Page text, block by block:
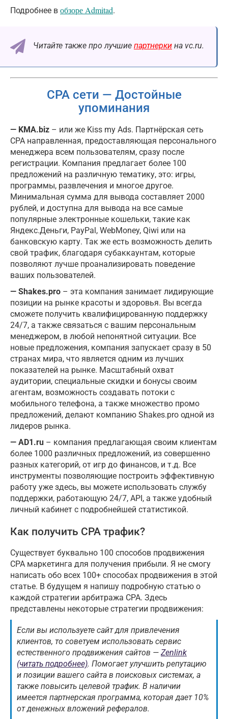
Подробнее в обзоре Admitad.
Читайте также про лучшие партнерки на vc.ru.
CPA сети — Достойные
упоминания
— KMA.biz – или же Kiss my Ads. Партнёрская сеть
CPA направленная, предоставляющая персонального
менеджера всем пользователям, сразу после
регистрации. Компания предлагает более 100
предложений на различную тематику, это: игры,
программы, развлечения и многое другое.
Минимальная сумма для вывода составляет 2000
рублей, и доступна для вывода на все самые
популярные электронные кошельки, такие как
Яндекс.Деньги, PayPal, WebMoney, Qiwi или на
банковскую карту. Так же есть возможность делить
свой трафик, благодаря субаккаунтам, которые
позволяют лучше проанализировать поведение
ваших пользователей.
— Shakes.pro – эта компания занимает лидирующие
позиции на рынке красоты и здоровья. Вы всегда
сможете получить квалифицированную поддержку
24/7, а также связаться с вашим персональным
менеджером, в любой непонятной ситуации. Все
новые предложения, компания запускает сразу в 50
странах мира, что является одним из лучших
показателей на рынке. Масштабный охват
аудитории, специальные скидки и бонусы своим
агентам, возможность создавать потоки с
мобильного телефона, а также множество промо
предложений, делают компанию Shakes.pro одной из
лидеров рынка.
— AD1.ru – компания предлагающая своим клиентам
более 1000 различных предложений, из совершенно
разных категорий, от игр до финансов, и т.д. Все
инструменты позволяющие построить эффективную
работу уже здесь, вы можете использовать службу
поддержки, работающую 24/7, API, а также удобный
личный кабинет с подробнейшей статистикой.
Как получить CPA трафик?
Существует буквально 100 способов продвижения
CPA маркетинга для получения прибыли. Я не смогу
написать обо всех 100+ способах продвижения в этой
статье. В будущем я напишу подробную статью о
каждой стратегии арбитража CPA. Здесь
представлены некоторые стратегии продвижения:
Если вы используете сайт для привлечения
клиентов, то советуем использовать сервис
естественного продвижения сайтов — Zenlink
(читать подробнее). Помогает улучшить репутацию
и позиции вашего сайта в поисковых системах, а
также повысить целевой трафик. В наличии
имеется партнерская программа, которая дает 10%
от денежных вложений рефералов.